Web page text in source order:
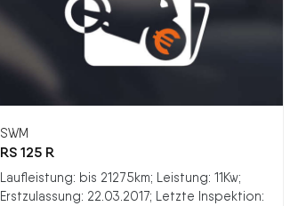
SWM
RS 125 R
Laufleistung: bis 21275km; Leistung: 11Kw;
Erstzulassung: 22.03.2017; Letzte Inspektion: